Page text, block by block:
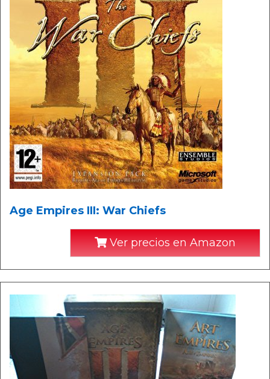
Age Empires III: War Chiefs
Ver precios en Amazon